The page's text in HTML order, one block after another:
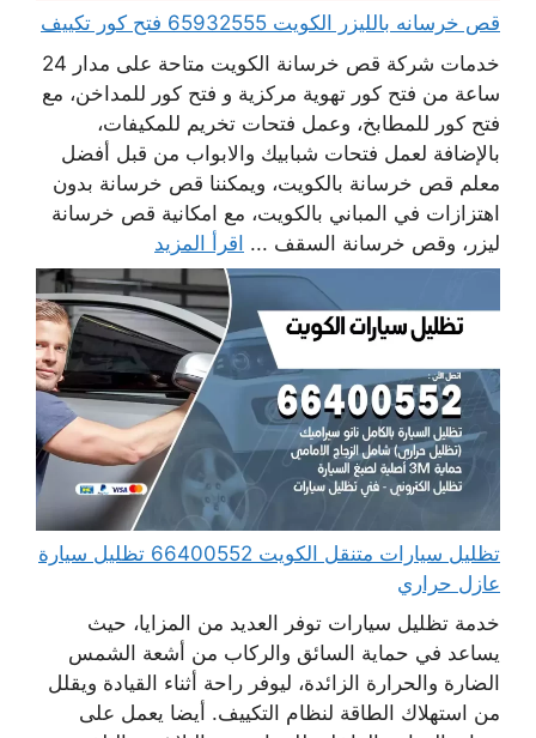
قص خرسانه بالليزر الكويت 65932555 فتح كور تكييف
خدمات شركة قص خرسانة الكويت متاحة على مدار 24
ساعة من فتح كور تهوية مركزية و فتح كور للمداخن، مع
فتح كور للمطابخ، وعمل فتحات تخريم للمكيفات،
بالإضافة لعمل فتحات شبابيك والابواب من قبل أفضل
معلم قص خرسانة بالكويت، ويمكننا قص خرسانة بدون
اهتزازات في المباني بالكويت، مع امكانية قص خرسانة
ليزر، وقص خرسانة السقف ... اقرأ المزيد
تظليل سيارات متنقل الكويت 66400552 تظليل سيارة
عازل حراري
خدمة تظليل سيارات توفر العديد من المزايا، حيث
يساعد في حماية السائق والركاب من أشعة الشمس
الضارة والحرارة الزائدة، ليوفر راحة أثناء القيادة ويقلل
من استهلاك الطاقة لنظام التكييف. أيضا يعمل على